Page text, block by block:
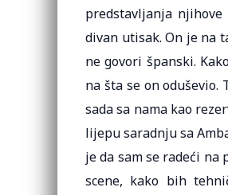
predstavljanja
divan utisak. On je na
ne govori španski.
na šta se on oduševio.
sada sa nama kao
lijepu saradnju sa
je da sam se radeći
scene, kako bih